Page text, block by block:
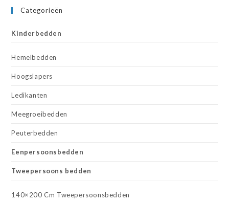
Categorieën
Kinderbedden
Hemelbedden
Hoogslapers
Ledikanten
Meegroeibedden
Peuterbedden
Eenpersoonsbedden
Tweepersoons bedden
140×200 Cm Tweepersoonsbedden